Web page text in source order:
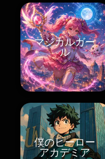
マジカルガー
ル
僕のヒーロー
アカデミア